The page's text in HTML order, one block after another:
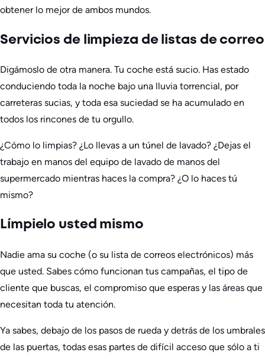
obtener lo mejor de ambos mundos.
Servicios de limpieza de listas de correo
Digámoslo de otra manera. Tu coche está sucio. Has estado
conduciendo toda la noche bajo una lluvia torrencial, por
carreteras sucias, y toda esa suciedad se ha acumulado en
todos los rincones de tu orgullo.
¿Cómo lo limpias? ¿Lo llevas a un túnel de lavado? ¿Dejas el
trabajo en manos del equipo de lavado de manos del
supermercado mientras haces la compra? ¿O lo haces tú
mismo?
Límpielo usted mismo
Nadie ama su coche (o su lista de correos electrónicos) más
que usted. Sabes cómo funcionan tus campañas, el tipo de
cliente que buscas, el compromiso que esperas y las áreas que
necesitan toda tu atención.
Ya sabes, debajo de los pasos de rueda y detrás de los umbrales
de las puertas, todas esas partes de difícil acceso que sólo a ti